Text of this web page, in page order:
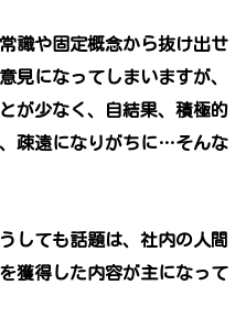
識や固定概念から抜け出せ
見になってしまいますが、
が少なく、自結果、積極的
疎遠になりがちに…そんな
しても話題は、社内の人間
獲得した内容が主になって